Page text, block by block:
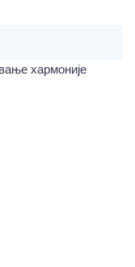
хармоније